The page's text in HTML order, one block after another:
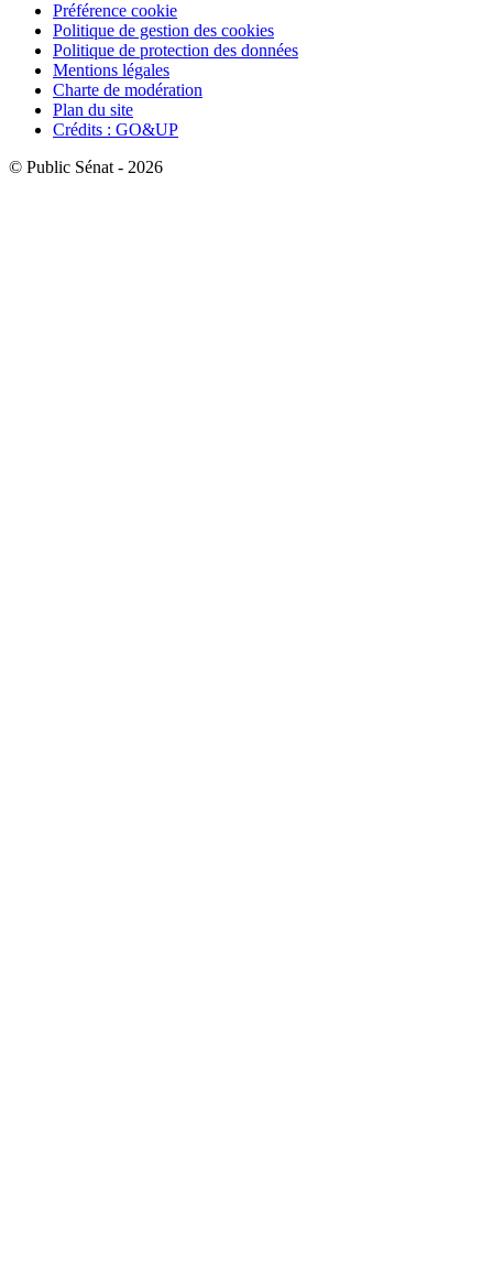
Préférence cookie
Politique de gestion des cookies
Politique de protection des données
Mentions légales
Charte de modération
Plan du site
Crédits : GO&UP
© Public Sénat - 2026